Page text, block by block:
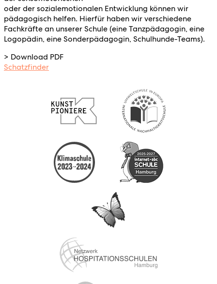
oder der sozialemotionalen Entwicklung können wir
pädagogisch helfen. Hierfür haben wir verschiedene
Fachkräfte an unserer Schule (eine Tanzpä­dagogin, eine
Logopädin, eine Sonderpädagogin, Schulhunde-Teams).
> Download PDF
Schatzfinder